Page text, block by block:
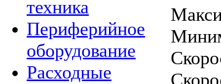
техника
Периферийное
оборудование
Расходные